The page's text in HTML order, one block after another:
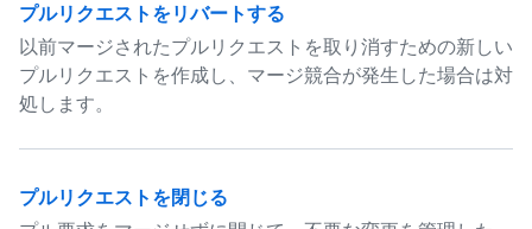
プルリクエストをリバートする
以前マージされたプルリクエストを取り消すための新しい
プルリクエストを作成し、マージ競合が発生した場合は対
処します。
プルリクエストを閉じる